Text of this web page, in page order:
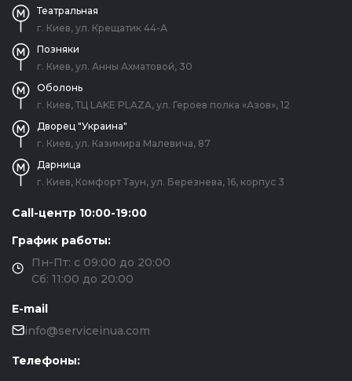
Театральная
г. Киев, ул. Крещатик 44-А
Позняки
г. Киев, ул. Анны Ахматовой, 30
Оболонь
г. Киев, ТЦ LAKE PLAZA, ул. Героев полка «Азов», 12
Дворец "Украина"
г. Киев, ул. Казимира Малевича, 87
Дарница
г. Киев, Комфорт Таун, ул. Березнева, 16, корпус 3
Call-центр 10:00-19:00
График работы:
Пн-Пт: с 09:00 до 20:00
Сб: 11:00 до 20:00
E-mail
info@serviceinua.com
Телефоны: